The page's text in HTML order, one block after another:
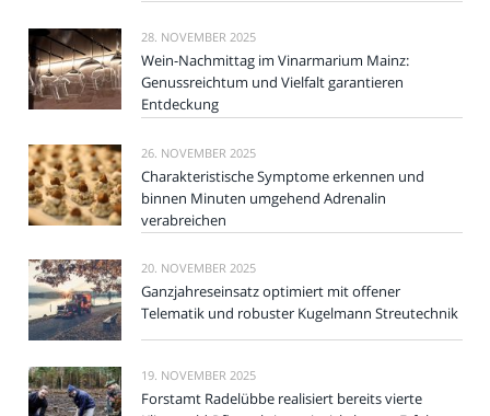
28. NOVEMBER 2025
Wein-Nachmittag im Vinarmarium Mainz:
Genussreichtum und Vielfalt garantieren
Entdeckung
26. NOVEMBER 2025
Charakteristische Symptome erkennen und
binnen Minuten umgehend Adrenalin
verabreichen
20. NOVEMBER 2025
Ganzjahreseinsatz optimiert mit offener
Telematik und robuster Kugelmann Streutechnik
19. NOVEMBER 2025
Forstamt Radelübbe realisiert bereits vierte